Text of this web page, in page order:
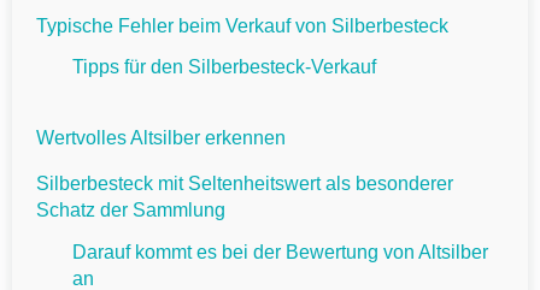
Typische Fehler beim Verkauf von Silberbesteck
Tipps für den Silberbesteck-Verkauf
Wertvolles Altsilber erkennen
Silberbesteck mit Seltenheitswert als besonderer
Schatz der Sammlung
Darauf kommt es bei der Bewertung von Altsilber
an